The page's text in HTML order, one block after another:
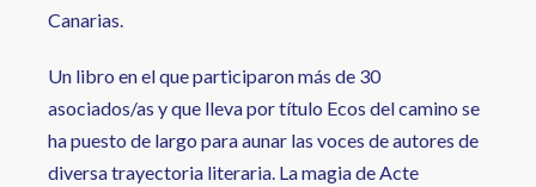
Canarias.
Un libro en el que participaron más de 30
asociados/as y que lleva por título Ecos del camino se
ha puesto de largo para aunar las voces de autores de
diversa trayectoria literaria. La magia de Acte